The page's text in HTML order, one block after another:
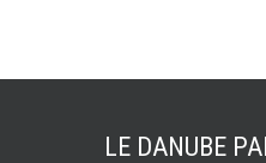
LE DANUBE